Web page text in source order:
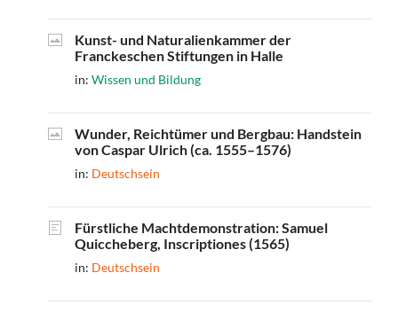
Kunst- und Naturalienkammer der
Franckeschen Stiftungen in Halle
in: Wissen und Bildung
Wunder, Reichtümer und Bergbau: Handstein
von Caspar Ulrich (ca. 1555–1576)
in: Deutschsein
Fürstliche Machtdemonstration: Samuel
Quiccheberg, Inscriptiones (1565)
in: Deutschsein